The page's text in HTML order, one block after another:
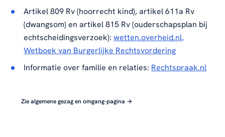
Artikel 809 Rv (hoorrecht kind), artikel 611a Rv
(dwangsom) en artikel 815 Rv (ouderschapsplan bij
echtscheidingsverzoek):wetten.overheid.nl,
Wetboek van Burgerlijke Rechtsvordering
Informatie over familie en relaties: Rechtspraak.nl
Zie algemene gezag en omgang-pagina →